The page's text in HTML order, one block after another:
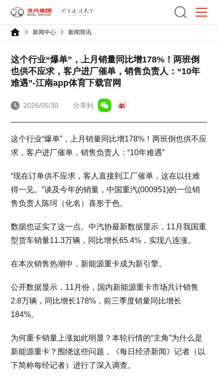
新闻中心 新闻简讯
这个行业“爆单”，上月销量同比增178%！两班倒
也供不应求，客户进厂催单，销售负责人：“10年
难遇”-江南app体育下载官网
2026/05/30 分享到
这个行业“爆单”，上月销量同比增178%！两班倒也供不应
求，客户进厂催单，销售负责人：“10年难遇”
“现在订单供不应求，客人直接到工厂催单，这在以往难
得一见。”谈及今年的销量，中国重汽(000951)的一位销
售负责人陈珂（化名）喜形于色。
数据也证实了这一点。中汽协最新数据显示，11月我国重
型货车销量11.3万辆，同比增长65.4%，实现八连涨。
在本次销售热潮中，新能源重卡成为新引擎。
公开数据显示，11月份，国内新能源重卡市场共计销售
2.8万辆，同比增长178%，前三季度销量同比增长
184%。
为何重卡销量上涨如此明显？本轮行情的“主角”为什么是
新能源重卡？围绕这些问题，《每日经济新闻》记者（以
下简称每经记者）进行了深入调查。